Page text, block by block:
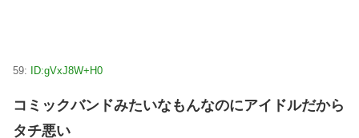
59: ID:gVxJ8W+H0
コミックバンドみたいなもんなのにアイドルだから
タチ悪い